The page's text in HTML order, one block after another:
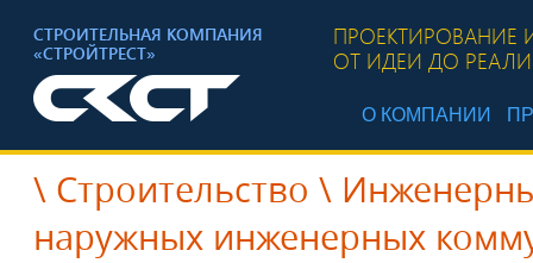
СТРОИТЕЛЬНАЯ КОМПАНИЯ
«СТРОЙТРЕСТ»
ПРОЕКТИРОВАНИЕ
ОТ ИДЕИ ДО
О КОМПАНИИ
\ Строительство \
наружных инженерных